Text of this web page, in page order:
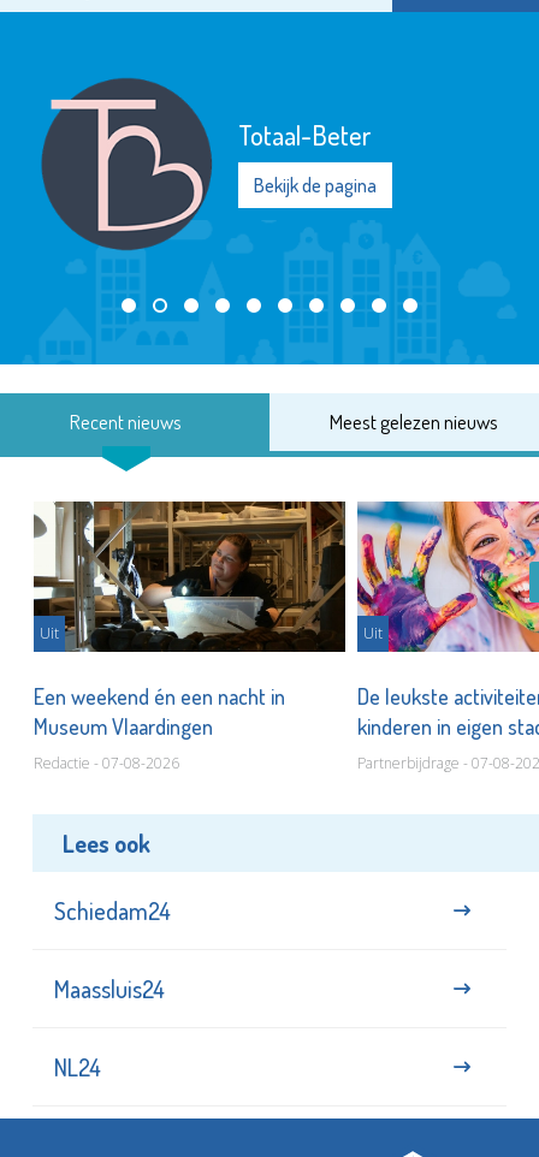
Totaal-Beter
Bekijk de pagina
Recent nieuws Meest gelezen nieuws
Uit
Een weekend én een nacht in
Museum Vlaardingen
Redactie - 07-08-2026
Uit
De leukste
kinderen in eigen
Partnerbijdrage - 07-08-
Lees ook
Schiedam24
Maassluis24
NL24